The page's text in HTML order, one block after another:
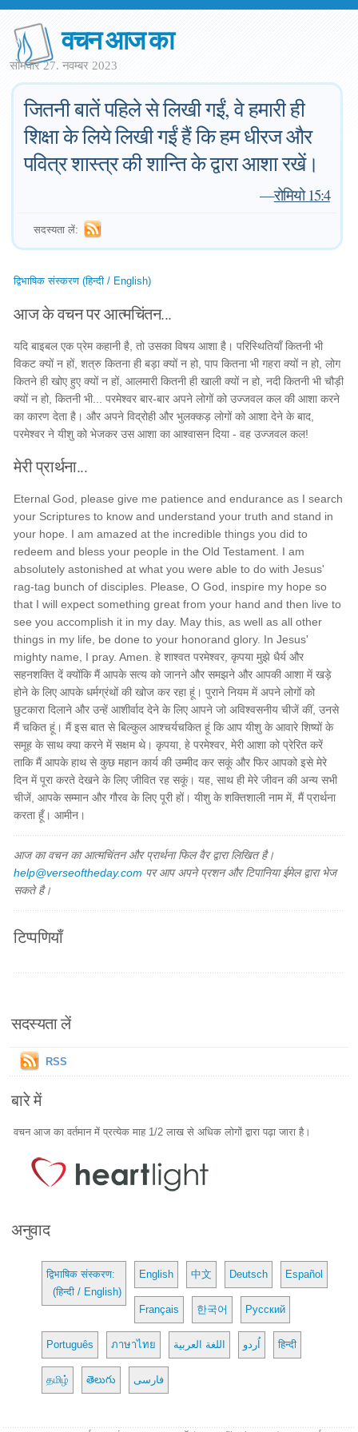
वचन आज का
सोमवार 27. नवम्बर 2023
जितनी बातें पहिले से लिखी गईं, वे हमारी ही
शिक्षा के लिये लिखी गईं हैं कि हम धीरज और
पवित्र शास्त्र की शान्ति के द्वारा आशा रखें।
—रोमियो 15:4
सदस्यता लें:
द्विभाषिक संस्करण (हिन्दी / English)
आज के वचन पर आत्मचिंतन...
यदि बाइबल एक प्रेम कहानी है, तो उसका विषय आशा है। परिस्थितियाँ कितनी भी
विकट क्यों न हों, शत्रु कितना ही बड़ा क्यों न हो, पाप कितना भी गहरा क्यों न हो, लोग
कितने ही खोए हुए क्यों न हों, आलमारी कितनी ही खाली क्यों न हो, नदी कितनी भी चौड़ी
क्यों न हो, कितनी भी... परमेश्वर बार-बार अपने लोगों को उज्जवल कल की आशा करने
का कारण देता है। और अपने विद्रोही और भुलक्कड़ लोगों को आशा देने के बाद,
परमेश्वर ने यीशु को भेजकर उस आशा का आश्वासन दिया - वह उज्जवल कल!
मेरी प्रार्थना...
Eternal God, please give me patience and endurance as I search
your Scriptures to know and understand your truth and stand in
your hope. I am amazed at the incredible things you did to
redeem and bless your people in the Old Testament. I am
absolutely astonished at what you were able to do with Jesus'
rag-tag bunch of disciples. Please, O God, inspire my hope so
that I will expect something great from your hand and then live to
see you accomplish it in my day. May this, as well as all other
things in my life, be done to your honorand glory. In Jesus'
mighty name, I pray. Amen. हे शाश्वत परमेश्वर, कृपया मुझे धैर्य और
सहनशक्ति दें क्योंकि मैं आपके सत्य को जानने और समझने और आपकी आशा में खड़े
होने के लिए आपके धर्मग्रंथों की खोज कर रहा हूं। पुराने नियम में अपने लोगों को
छुटकारा दिलाने और उन्हें आशीर्वाद देने के लिए आपने जो अविश्वसनीय चीजें कीं, उनसे
मैं चकित हूं। मैं इस बात से बिल्कुल आश्चर्यचकित हूं कि आप यीशु के आवारे शिष्यों के
समूह के साथ क्या करने में सक्षम थे। कृपया, हे परमेश्वर, मेरी आशा को प्रेरित करें
ताकि मैं आपके हाथ से कुछ महान कार्य की उम्मीद कर सकूं और फिर आपको इसे मेरे
दिन में पूरा करते देखने के लिए जीवित रह सकूं। यह, साथ ही मेरे जीवन की अन्य सभी
चीजें, आपके सम्मान और गौरव के लिए पूरी हों। यीशु के शक्तिशाली नाम में, मैं प्रार्थना
करता हूँ। आमीन।
आज का वचन का आत्मचिंतन और प्रार्थना फिल वैर द्वारा लिखित है।
help@verseoftheday.com पर आप अपने प्रशन और टिपानिया ईमेल द्वारा भेज
सकते है।
टिप्पणियाँ
सदस्यता लें
RSS
बारे में
वचन आज का वर्तमान में प्रत्येक माह 1/2 लाख से अधिक लोगों द्वारा पढ़ा जारा है।
अनुवाद
द्विभाषिक संस्करण:
(हिन्दी / English)
English 中文 Deutsch Español
Français 한국어 Русский
Português ภาษาไทย اللغة العربية اُردو हिन्दी
தமிழ் తెలుగు فارسی